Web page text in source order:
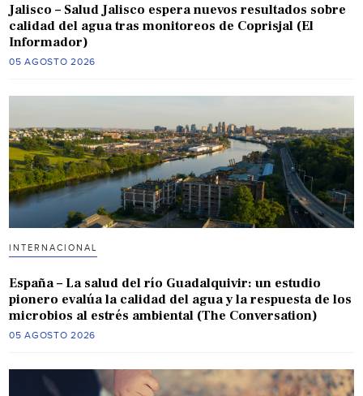
Jalisco – Salud Jalisco espera nuevos resultados sobre
calidad del agua tras monitoreos de Coprisjal (El
Informador)
05 AGOSTO 2026
INTERNACIONAL
España – La salud del río Guadalquivir: un estudio
pionero evalúa la calidad del agua y la respuesta de los
microbios al estrés ambiental (The Conversation)
05 AGOSTO 2026